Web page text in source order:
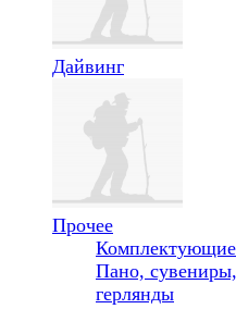
Дайвинг
Прочее
Пано,
герлянды